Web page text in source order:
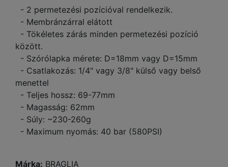
- 2 permetezési pozícióval rendelkezik.
- Membránzárral elátott
- Tökéletes zárás minden permetezési pozíció
között.
- Szórólapka mérete: D=18mm vagy D=15mm
- Csatlakozás: 1/4" vagy 3/8" külső vagy belső
menettel
- Teljes hossz: 69-77mm
- Magasság: 62mm
- Súly: ~230-260g
- Maximum nyomás: 40 bar (580PSI)
Márka: BRAGLIA